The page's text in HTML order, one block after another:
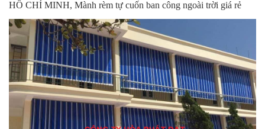
HỒ CHÍ MINH, Mành rèm tự cuốn ban công ngoài trời giá rẻ